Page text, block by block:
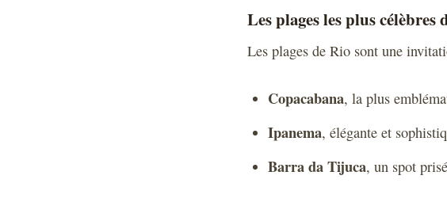
Les plages les plus célèbres
Les plages de Rio sont une
Copacabana, la plus
Ipanema, élégante et
Barra da Tijuca, un spot